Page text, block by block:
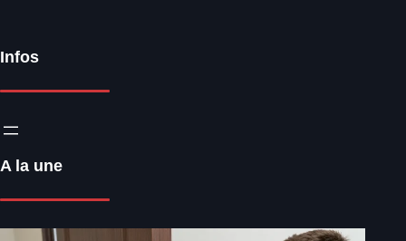
Infos
A la une